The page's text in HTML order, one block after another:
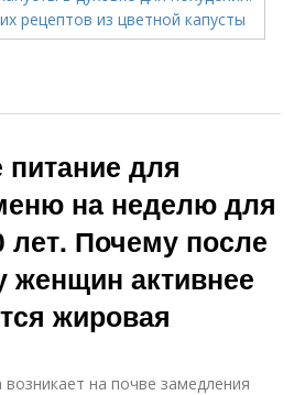
для
на неделю для
Почему после
женщин активнее
жировая
на почве замедления